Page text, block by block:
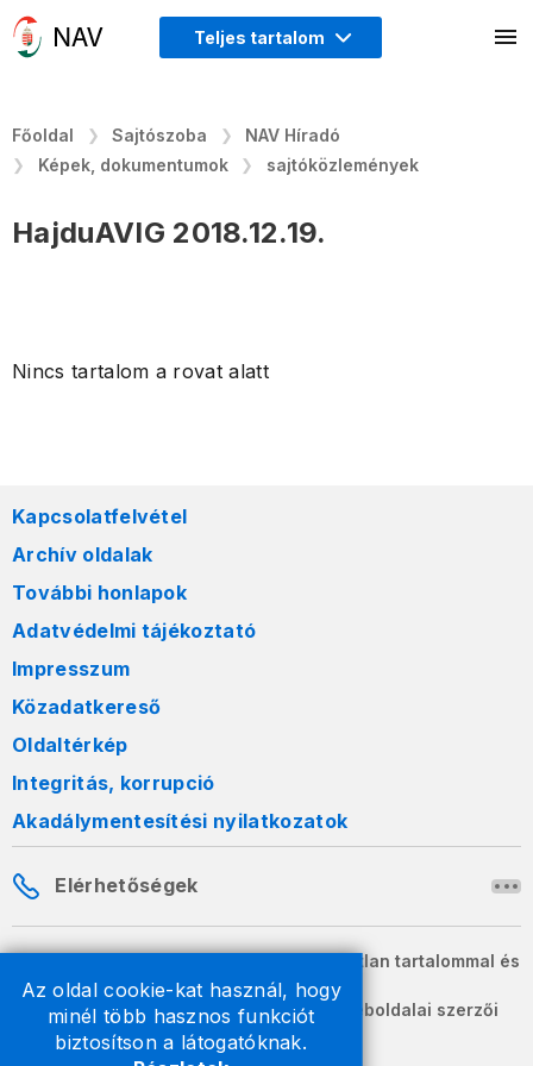
Az oldal cookie-kat használ, hogy
minél több hasznos funkciót
biztosítson a látogatóknak.
Teljes tartalom
Főoldal Sajtószoba
NAV Híradó
Képek, dokumentumok
sajtóközlemények
HajduAVIG 2018.12.19.
Nincs tartalom a rovat alatt
Kapcsolatfelvétel
Archív oldalak
További honlapok
Adatvédelmi tájékoztató
Impresszum
Közadatkereső
Oldaltérkép
Integritás, korrupció
Akadálymentesítési nyilatkozatok
Elérhetőségek
A honlapon szereplő információk változatlan tartalommal és
formában szabadon terjeszthetők.
2026 © A Nemzeti Adó- és Vámhivatal weboldalai szerzői
jogvédelem alatt állnak.